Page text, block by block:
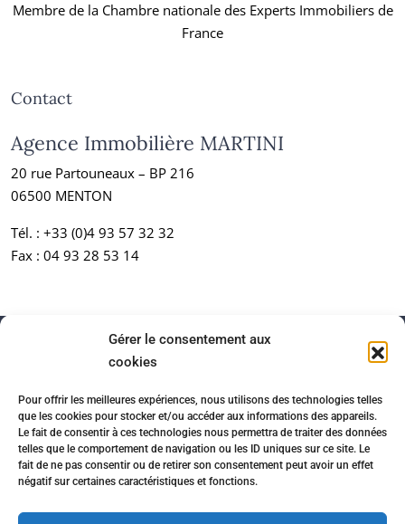
Gérer le consentement aux
cookies
Pour offrir les meilleures expériences, nous utilisons des technologies telles
que les cookies pour stocker et/ou accéder aux informations des appareils.
Le fait de consentir à ces technologies nous permettra de traiter des données
telles que le comportement de navigation ou les ID uniques sur ce site. Le
fait de ne pas consentir ou de retirer son consentement peut avoir un effet
négatif sur certaines caractéristiques et fonctions.
Membre de la Chambre nationale des Experts Immobiliers de
France
Contact
Agence Immobilière MARTINI
20 rue Partouneaux – BP 216
06500 MENTON
Tél. : +33 (0)4 93 57 32 32
Fax : 04 93 28 53 14
Accueil Honoraires Partenaires immobiliers